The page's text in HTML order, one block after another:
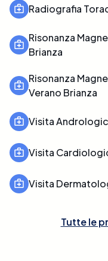
Radiografia
Risonanza
Brianza
Risonanza
Verano Brianza
Visita
Visita
Visita
Tutte le